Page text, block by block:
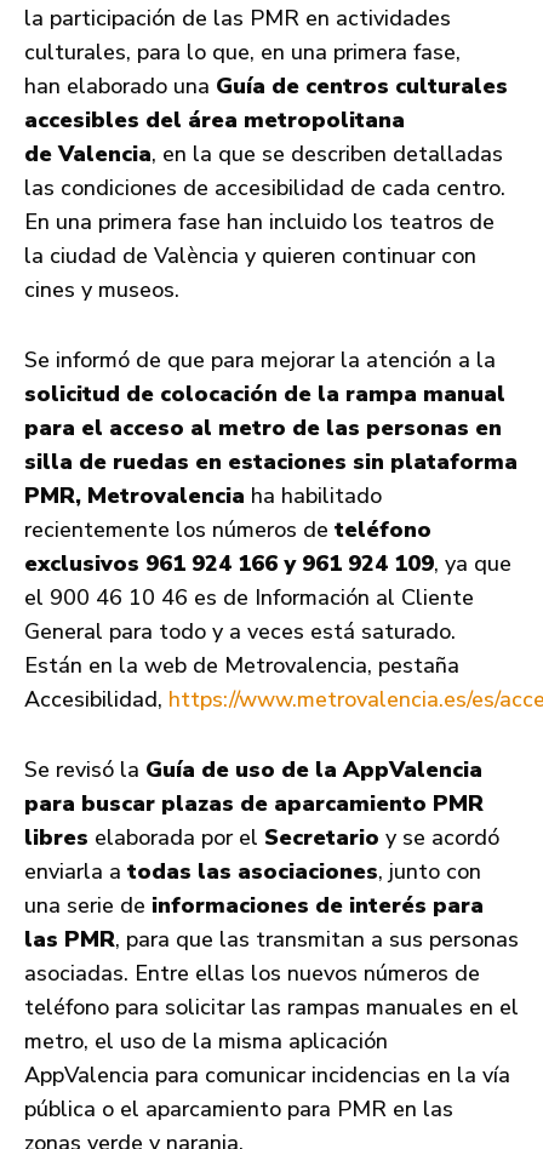
la participación de las PMR en actividades
culturales, para lo que, en una primera fase,
han elaborado una Guía de centros culturales
accesibles del área metropolitana
de Valencia, en la que se describen detalladas
las condiciones de accesibilidad de cada centro.
En una primera fase han incluido los teatros de
la ciudad de València y quieren continuar con
cines y museos.
Se informó de que para mejorar la atención a la
solicitud de colocación de la rampa manual
para el acceso al metro de las personas en
silla de ruedas en estaciones sin plataforma
PMR, Metrovalencia ha habilitado
recientemente los números de teléfono
exclusivos 961 924 166 y 961 924 109, ya que
el 900 46 10 46 es de Información al Cliente
General para todo y a veces está saturado.
Están en la web de Metrovalencia, pestaña
Accesibilidad, https://www.metrovalencia.es/es/
Se revisó la Guía de uso de la AppValencia
para buscar plazas de aparcamiento PMR
libres elaborada por el Secretario y se acordó
enviarla a todas las asociaciones, junto con
una serie de informaciones de interés para
las PMR, para que las transmitan a sus personas
asociadas. Entre ellas los nuevos números de
teléfono para solicitar las rampas manuales en el
metro, el uso de la misma aplicación
AppValencia para comunicar incidencias en la vía
pública o el aparcamiento para PMR en las
zonas verde y naranja.